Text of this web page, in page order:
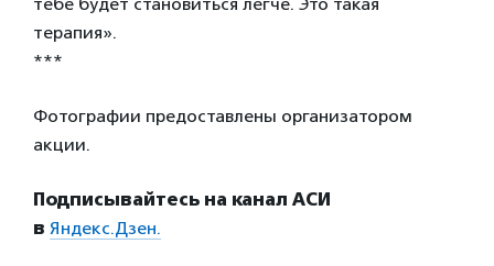
терапия».
***
Фотографии предоставлены организатором
акции.
Подписывайтесь на канал АСИ
в Яндекс.Дзен.